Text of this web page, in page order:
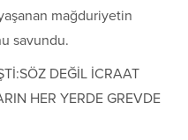
mağduriyetin
savundu.
DEĞİL İCRAAT
HER YERDE GREVDE